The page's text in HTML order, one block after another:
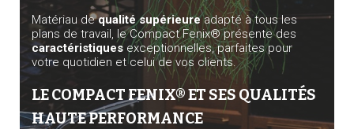
Matériau dequalité supérieureadapté à tous les
plans de travail, le Compact Fenix® présente des
caractéristiques exceptionnelles, parfaites pour
votre quotidien et celui de vos clients.
LE COMPACT FENIX® ET SES QUALITÉS
HAUTE PERFORMANCE